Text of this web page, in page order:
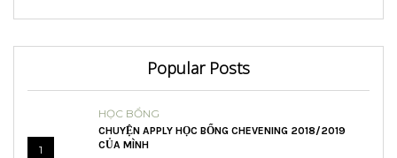
Popular Posts
1
HỌC BỔNG
CHUYỆN APPLY HỌC BỔNG CHEVENING 2018/2019
CỦA MÌNH